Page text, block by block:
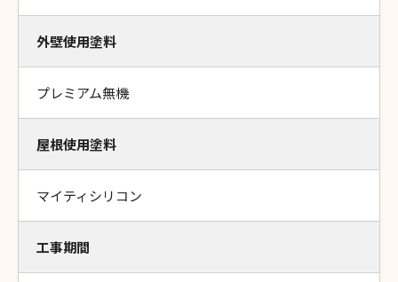
外壁使用塗料
プレミアム無機
屋根使用塗料
マイティシリコン
工事期間